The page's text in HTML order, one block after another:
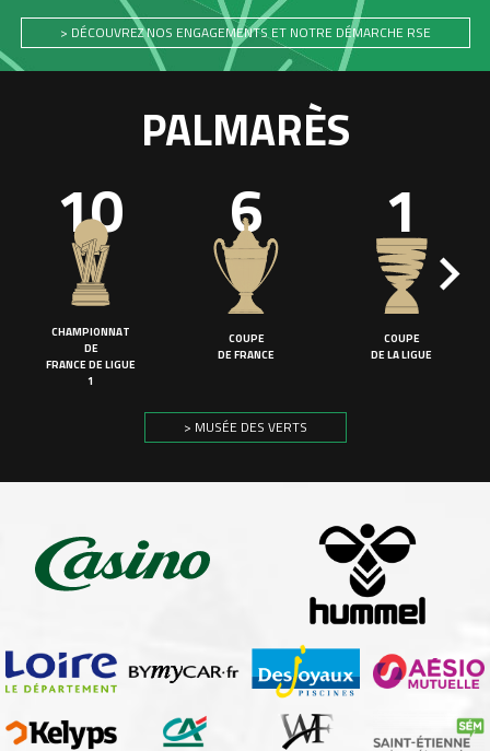
> DÉCOUVREZ NOS ENGAGEMENTS ET NOTRE DÉMARCHE RSE
PALMARÈS
10
CHAMPIONNAT
DE
FRANCE DE LIGUE
1
6
COUPE
DE FRANCE
1
COUPE
DE LA LIGUE
> MUSÉE DES VERTS